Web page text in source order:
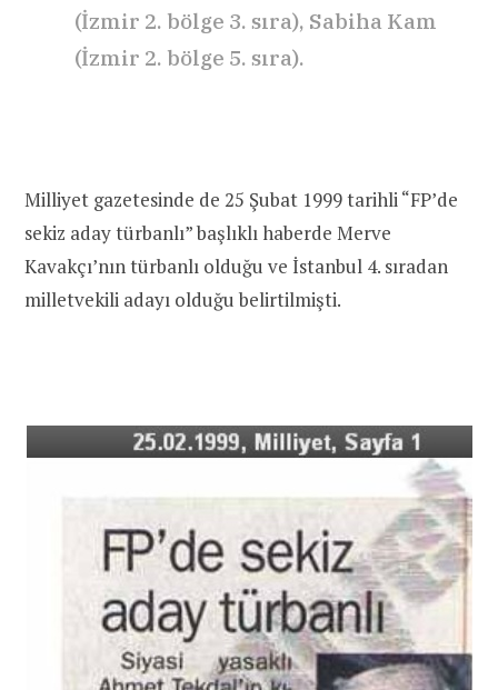
(İzmir 2. bölge 3. sıra), Sabiha Kam
(İzmir 2. bölge 5. sıra).
Milliyet gazetesinde de 25 Şubat 1999 tarihli “FP’de
sekiz aday türbanlı” başlıklı haberde Merve
Kavakçı’nın türbanlı olduğu ve İstanbul 4. sıradan
milletvekili adayı olduğu belirtilmişti.